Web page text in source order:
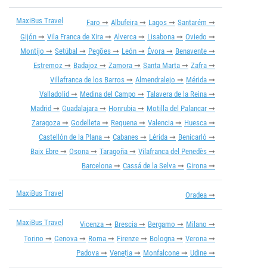
MaxiBus Travel Faro Albufeira Lagos
Santarém
Gijón
Vila Franca de Xira Alverca Lisabona
Oviedo
Montijo
Setúbal Pegões León Évora
Benavente
Estremoz
Badajoz Zamora Santa Marta
Zafra
Villafranca de los Barros
Almendralejo
Mérida
Valladolid
Medina del Campo
Talavera de la Reina
Madrid
Guadalajara Honrubia
Motilla del Palancar
Zaragoza
Godelleta Requena Valencia
Huesca
Castellón de la Plana
Cabanes Lérida
Benicarló
Baix Ebre
Osona Taragoña
Vilafranca del Penedès
Barcelona
Cassá de la Selva Girona
MaxiBus Travel Oradea
MaxiBus Travel Vicenza Brescia Bergamo
Milano
Torino
Genova Roma Firenze Bologna
Verona
Padova
Veneția Monfalcone Udine